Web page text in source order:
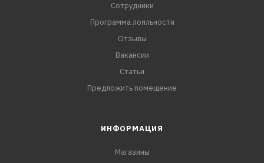
Сотрудники
Программа лояльности
Отзывы
Вакансии
Статьи
Предложить помещение
ИНФОРМАЦИЯ
Магазины